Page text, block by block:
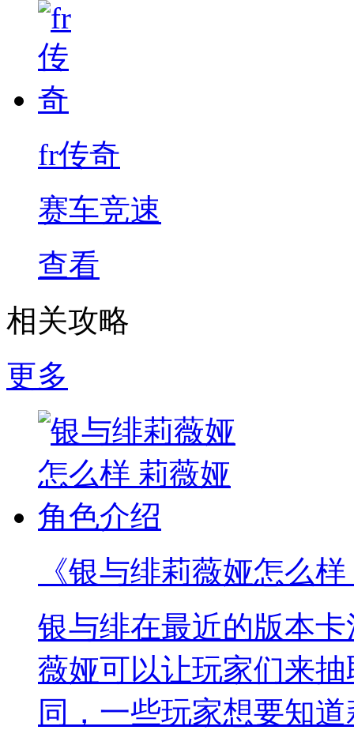
fr传奇
赛车竞速
查看
相关攻略
更多
《银与绯莉薇娅怎么
银与绯在最近的版本
薇娅可以让玩家们来
同，一些玩家想要知